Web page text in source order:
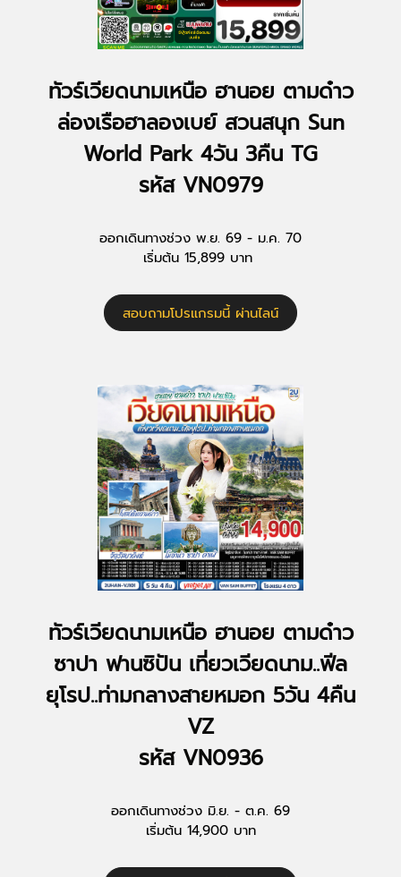
ทัวร์เวียดนามเหนือ ฮานอย ตามด๋าว
ล่องเรือฮาลองเบย์ สวนสนุก Sun
World Park 4วัน 3คืน TG
รหัส VN0979
ออกเดินทางช่วง พ.ย. 69 - ม.ค. 70
เริ่มต้น 15,899 บาท
สอบถามโปรแกรมนี้ ผ่านไลน์
ทัวร์เวียดนามเหนือ ฮานอย ตามด๋าว
ซาปา ฟานซิปัน เที่ยวเวียดนาม..ฟีล
ยุโรป..ท่ามกลางสายหมอก 5วัน 4คืน
VZ
รหัส VN0936
ออกเดินทางช่วง มิ.ย. - ต.ค. 69
เริ่มต้น 14,900 บาท